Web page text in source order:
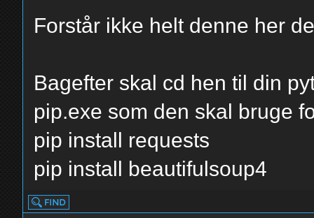
Forstår ikke helt denne her
Bagefter skal cd hen til din
pip.exe som den skal bruge
pip install requests
pip install beautifulsoup4